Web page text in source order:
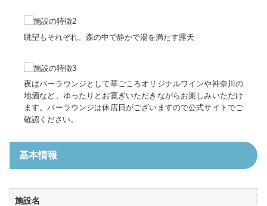
眺望もそれぞれ。森の中で静かで湯を満たす露天
夜はバーラウンジとして華ごころオリジナルワインや神奈川の
地酒など、ゆったりとお寛ぎいただきながらお楽しみいただけ
ます。バーラウンジは休店日がございますので公式サイトでご
確認ください。
基本情報
施設名